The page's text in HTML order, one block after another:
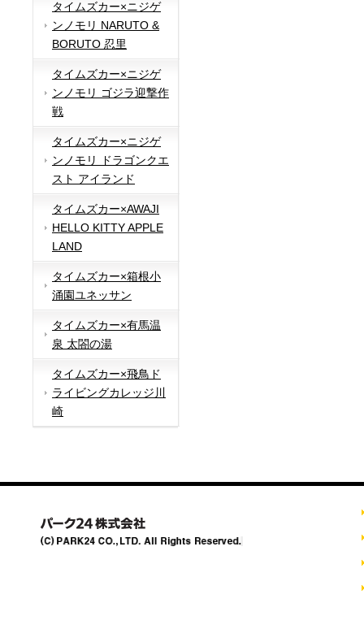
タイムズカー×ニジゲ
ンノモリ NARUTO &
BORUTO 忍里
タイムズカー×ニジゲ
ンノモリ ゴジラ迎撃作
戦
タイムズカー×ニジゲ
ンノモリ ドラゴンクエ
スト アイランド
タイムズカー×AWAJI
HELLO KITTY APPLE
LAND
タイムズカー×箱根小
涌園ユネッサン
タイムズカー×有馬温
泉 太閤の湯
タイムズカー×飛鳥ド
ライビングカレッジ川
崎